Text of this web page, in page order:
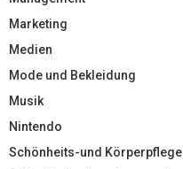
Marketing
Medien
Mode und Bekleidung
Musik
Nintendo
Schönheits-und Körperpflege